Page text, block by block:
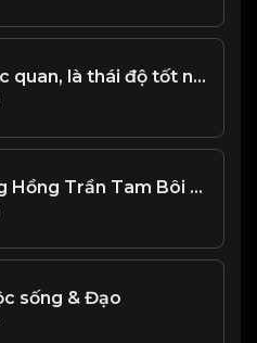
Tích cực lạc quan, là thái độ tốt nhất trong cuộc sống!
Vạn Trượng Hồng Trần Tam Bôi Tửu Thiên Thu Đại Nghiệp Nhất Hồ Trà! & Đạo
sống & Đạo